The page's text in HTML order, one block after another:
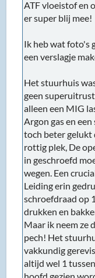
in geschroefd
wegen. Een
schroefdraad op
drukken en
pech! Het
vakkundig
altijd wel 1
hoofd gezien
bedrijf! Het is
nieuwe
2 tips: Haal de
Die glijd er zo uit
mee eruit.
hameren! tip2:
los bij de
de leidingen!
De leidingen zijn
kwa
draaien (of